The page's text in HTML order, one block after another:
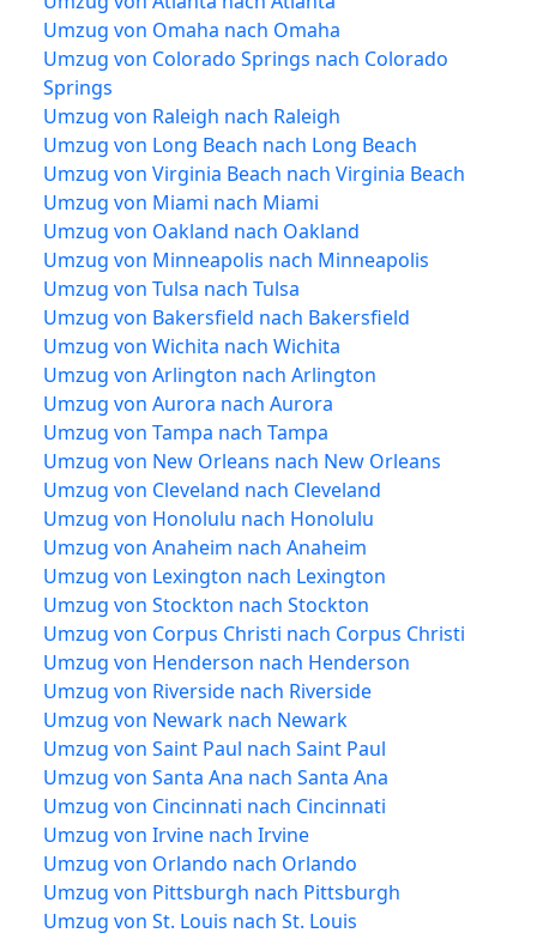
Umzug von Omaha nach Omaha
Umzug von Colorado Springs nach Colorado
Springs
Umzug von Raleigh nach Raleigh
Umzug von Long Beach nach Long Beach
Umzug von Virginia Beach nach Virginia Beach
Umzug von Miami nach Miami
Umzug von Oakland nach Oakland
Umzug von Minneapolis nach Minneapolis
Umzug von Tulsa nach Tulsa
Umzug von Bakersfield nach Bakersfield
Umzug von Wichita nach Wichita
Umzug von Arlington nach Arlington
Umzug von Aurora nach Aurora
Umzug von Tampa nach Tampa
Umzug von New Orleans nach New Orleans
Umzug von Cleveland nach Cleveland
Umzug von Honolulu nach Honolulu
Umzug von Anaheim nach Anaheim
Umzug von Lexington nach Lexington
Umzug von Stockton nach Stockton
Umzug von Corpus Christi nach Corpus Christi
Umzug von Henderson nach Henderson
Umzug von Riverside nach Riverside
Umzug von Newark nach Newark
Umzug von Saint Paul nach Saint Paul
Umzug von Santa Ana nach Santa Ana
Umzug von Cincinnati nach Cincinnati
Umzug von Irvine nach Irvine
Umzug von Orlando nach Orlando
Umzug von Pittsburgh nach Pittsburgh
Umzug von St. Louis nach St. Louis